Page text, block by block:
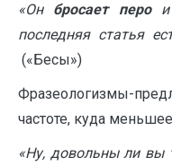
«Он бросает перои
последняя статья
(«Бесы»)
Фразеологизмы-
частоте, куда
«Ну, довольны ли вы